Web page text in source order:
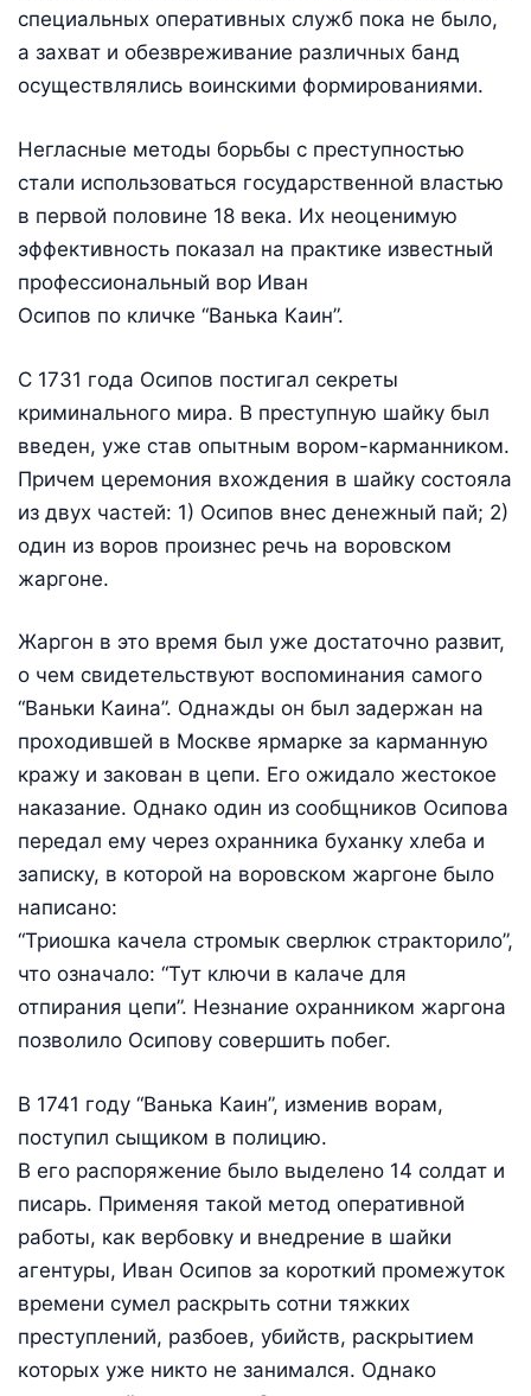
специальных оперативных служб пока не было,
а захват и обезвреживание различных банд
осуществлялись воинскими формированиями.
Негласные методы борьбы с преступностью
стали использоваться государственной властью
в первой половине 18 века. Их неоценимую
эффективность показал на практике известный
профессиональный вор Иван
Осипов по кличке “Ванька Каин”.
С 1731 года Осипов постигал секреты
криминального мира. В преступную шайку был
введен, уже став опытным вором-карманником.
Причем церемония вхождения в шайку состояла
из двух частей: 1) Осипов внес денежный пай; 2)
один из воров произнес речь на воровском
жаргоне.
Жаргон в это время был уже достаточно развит,
о чем свидетельствуют воспоминания самого
“Ваньки Каина”. Однажды он был задержан на
проходившей в Москве ярмарке за карманную
кражу и закован в цепи. Его ожидало жестокое
наказание. Однако один из сообщников Осипова
передал ему через охранника буханку хлеба и
записку, в которой на воровском жаргоне было
написано:
“Триошка качела стромык сверлюк стракторило”,
что означало: “Тут ключи в калаче для
отпирания цепи”. Незнание охранником жаргона
позволило Осипову совершить побег.
В 1741 году “Ванька Каин”, изменив ворам,
поступил сыщиком в полицию.
В его распоряжение было выделено 14 солдат и
писарь. Применяя такой метод оперативной
работы, как вербовку и внедрение в шайки
агентуры, Иван Осипов за короткий промежуток
времени сумел раскрыть сотни тяжких
преступлений, разбоев, убийств, раскрытием
которых уже никто не занимался. Однако